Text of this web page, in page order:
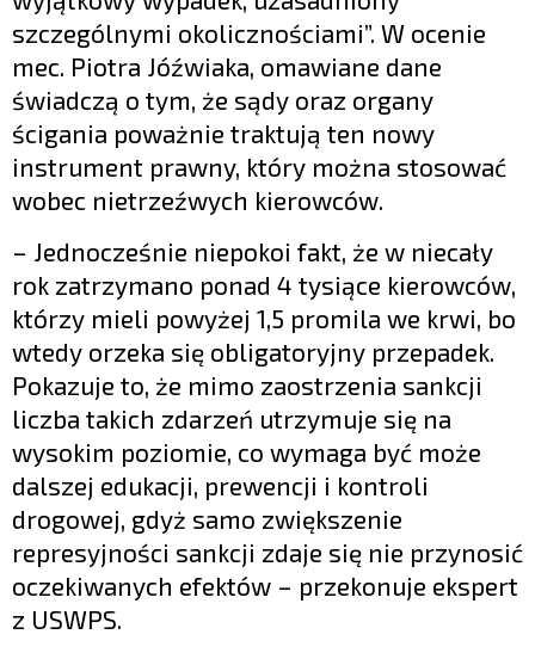
szczególnymi okolicznościami”. W ocenie
mec. Piotra Jóźwiaka, omawiane dane
świadczą o tym, że sądy oraz organy
ścigania poważnie traktują ten nowy
instrument prawny, który można stosować
wobec nietrzeźwych kierowców.
– Jednocześnie niepokoi fakt, że w niecały
rok zatrzymano ponad 4 tysiące kierowców,
którzy mieli powyżej 1,5 promila we krwi, bo
wtedy orzeka się obligatoryjny przepadek.
Pokazuje to, że mimo zaostrzenia sankcji
liczba takich zdarzeń utrzymuje się na
wysokim poziomie, co wymaga być może
dalszej edukacji, prewencji i kontroli
drogowej, gdyż samo zwiększenie
represyjności sankcji zdaje się nie przynosić
oczekiwanych efektów – przekonuje ekspert
z USWPS.